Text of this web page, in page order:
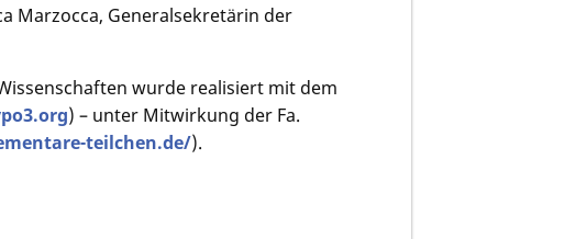
Marzocca, Generalsekretärin der
wurde realisiert mit dem
) – unter Mitwirkung der Fa.
teilchen.de/).